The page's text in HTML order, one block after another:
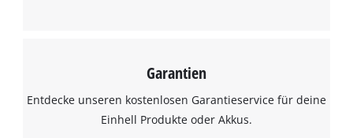
Garantien
Entdecke unseren kostenlosen Garantieservice für deine
Einhell Produkte oder Akkus.